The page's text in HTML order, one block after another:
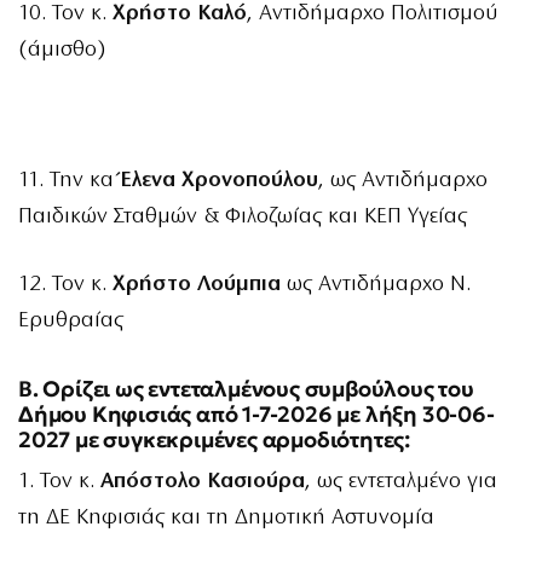
10. Τον κ. Χρήστο Καλό, Αντιδήμαρχο Πολιτισμού
(άμισθο)
11. Την καΈλενα Χρονοπούλου, ως Αντιδήμαρχο
Παιδικών Σταθμών & Φιλοζωίας και ΚΕΠ Υγείας
12. Τον κ. Χρήστο Λούμπια ως Αντιδήμαρχο Ν.
Ερυθραίας
Β. Ορίζει ως εντεταλμένους συμβούλους του
Δήμου Κηφισιάς από 1-7-2026 με λήξη 30-06-
2027 με συγκεκριμένες αρμοδιότητες:
1. Τον κ. Απόστολο Κασιούρα, ως εντεταλμένο για
τη ΔΕ Κηφισιάς και τη Δημοτική Αστυνομία